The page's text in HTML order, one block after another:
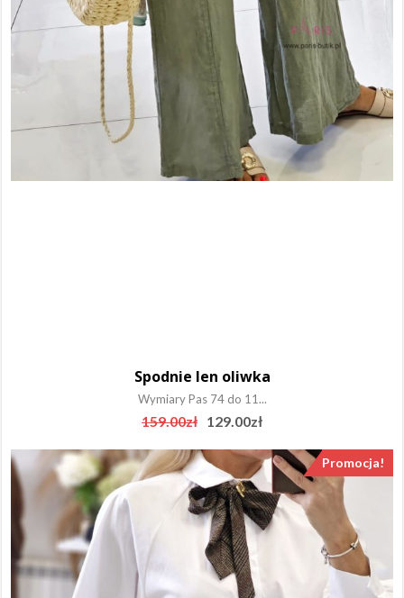
Spodnie len oliwka
Wymiary Pas 74 do 11...
159.00zł
Original
was:
159.00zł.
129.00zł
is:
129.00zł.
Promocja!